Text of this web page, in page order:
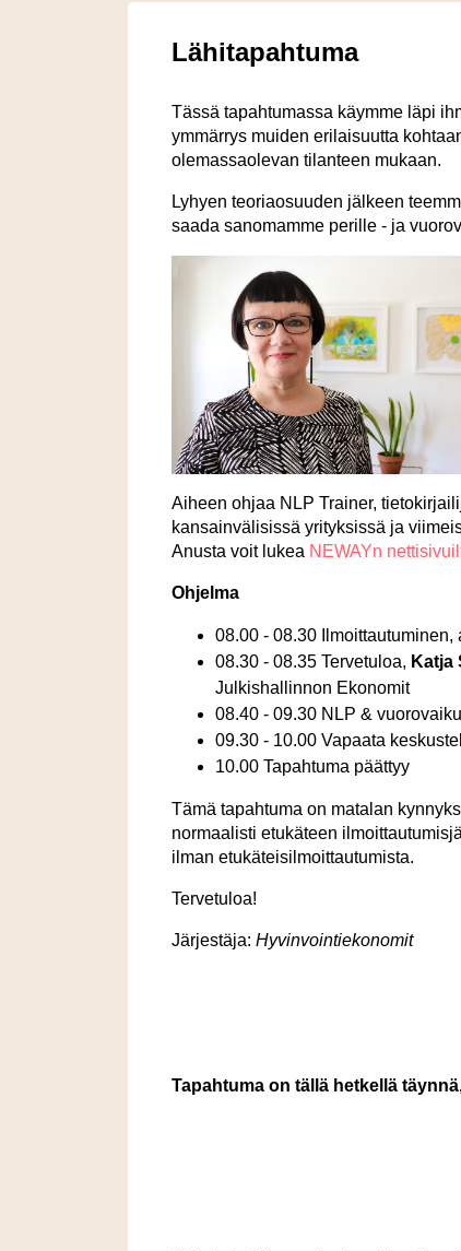
Lähitapahtuma
Tässä tapahtumassa käymme läpi
ymmärrys muiden erilaisuutta
olemassaolevan tilanteen mukaan.
Lyhyen teoriaosuuden jälkeen
saada sanomamme perille - ja
Aiheen ohjaa NLP Trainer,
kansainvälisissä yrityksissä ja
Anusta voit lukea NEWAYn
Ohjelma
08.00 - 08.30
08.30 - 08.35 Tervetuloa, Katja
Julkishallinnon Ekonomit
08.40 - 09.30 NLP &
09.30 - 10.00 Vapaata
10.00 Tapahtuma päättyy
Tämä tapahtuma on matalan
normaalisti etukäteen
ilman etukäteisilmoittautumista.
Tervetuloa!
Järjestäja: Hyvinvointiekonomit
Tapahtuma on tällä hetkellä